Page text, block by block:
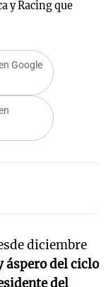
y Racing que
Google
diciembre
áspero del ciclo
del
Sole en
Cadena 3